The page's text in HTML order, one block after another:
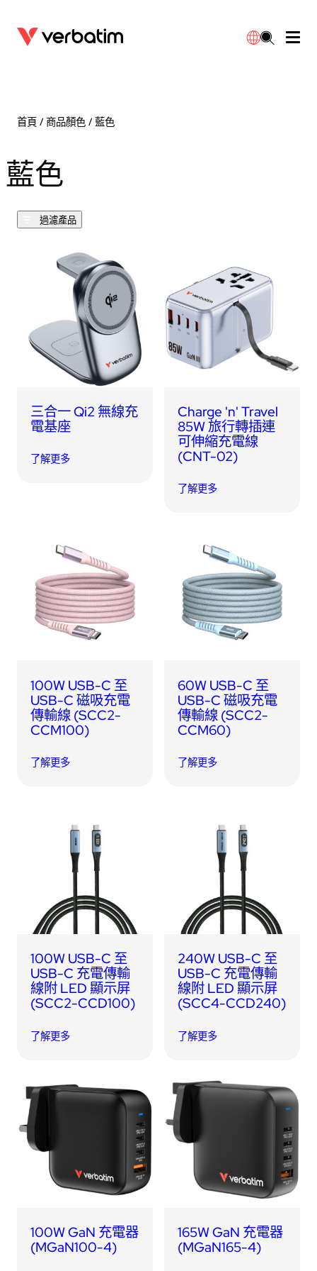
首頁 / 商品顏色 / 藍色
藍色
過濾產品
三合一 Qi2 無線充
電基座
了解更多
Charge 'n' Travel
85W 旅行轉插連
可伸縮充電線
(CNT-02)
了解更多
100W USB-C 至
USB-C 磁吸充電
傳輸線 (SCC2-
CCM100)
了解更多
60W USB-C 至
USB-C 磁吸充電
傳輸線 (SCC2-
CCM60)
了解更多
100W USB-C 至
USB-C 充電傳輸
線附 LED 顯示屏
(SCC2-CCD100)
了解更多
240W USB-C 至
USB-C 充電傳輸
線附 LED 顯示屏
(SCC4-CCD240)
了解更多
100W GaN 充電器
(MGaN100-4)
165W GaN 充電器
(MGaN165-4)
BD-R/RE光碟
DVDR/RW光碟
固態硬盤
USB 隨身碟
配件
便攜式顯示器
HDMI 連接線
集線器和適配器
手提電腦支架
藍牙追蹤器
同步和充電線
車用配件
旅行轉插
GaN充電器
車用充電器
拖板/擴展插座
LED照明
燈泡
一體化
筒燈
LED 驅動器
保養
聯絡我們
繁體中文